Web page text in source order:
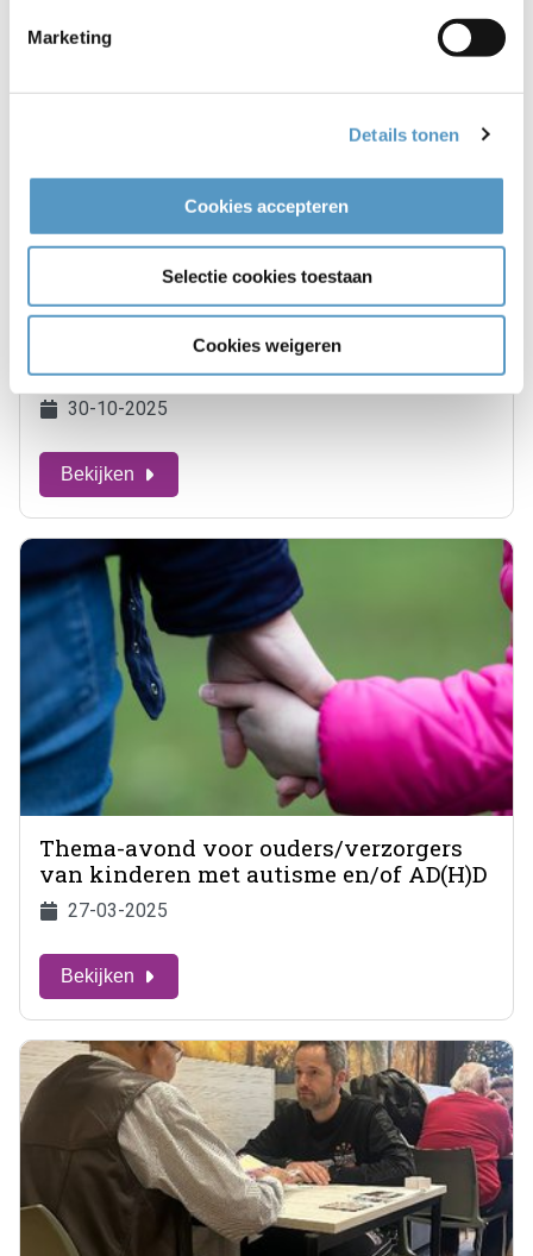
Marketing
Details tonen
Cookies accepteren
Selectie cookies toestaan
Cookies weigeren
Seniorenaanbod
30-10-2025
Bekijken
Thema-avond voor ouders/verzorgers
van kinderen met autisme en/of AD(H)D
27-03-2025
Bekijken